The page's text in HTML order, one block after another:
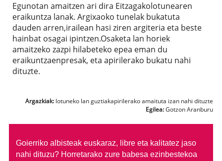
Egunotan amaitzen ari dira Eitzagakolotunearen
eraikuntza lanak. Argixaoko tunelak bukatuta
dauden arren,irailean hasi ziren argiteria eta beste
hainbat osagai ipintzen.Osaketa lan horiek
amaitzeko zazpi hilabeteko epea eman du
eraikuntzaenpresak, eta apirilerako bukatu nahi
dituzte.
Argazkiak: lotuneko lan guztiakapirilerako amaituta izan nahi dituzte
Egilea:Gotzon Aranburu
Goierriko albisteak euskaraz, libre eta kalitatez jaso
nahi dituzu? Horretarako zure babesa ezinbestekoa